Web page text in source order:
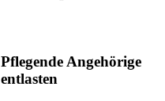
Pflegende Angehörige
entlasten